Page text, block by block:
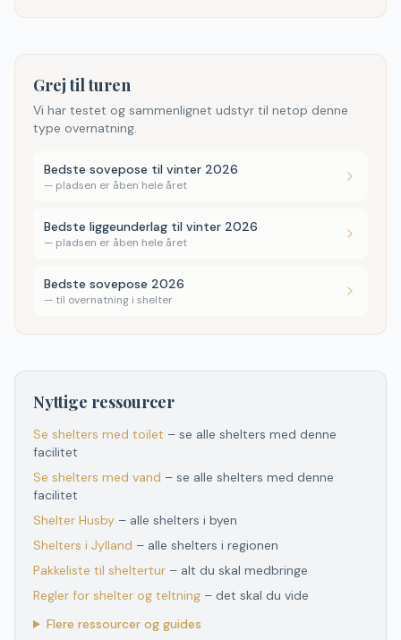
Grej til turen
Vi har testet og sammenlignet udstyr til netop denne
type overnatning.
Bedste sovepose til vinter 2026
— pladsen er åben hele året
Bedste liggeunderlag til vinter 2026
— pladsen er åben hele året
Bedste sovepose 2026
— til overnatning i shelter
Nyttige ressourcer
Se shelters med toilet – se alle shelters med denne
facilitet
Se shelters med vand – se alle shelters med denne
facilitet
Shelter Husby – alle shelters i byen
Shelters i Jylland – alle shelters i regionen
Pakkeliste til sheltertur – alt du skal medbringe
Regler for shelter og teltning – det skal du vide
Flere ressourcer og guides